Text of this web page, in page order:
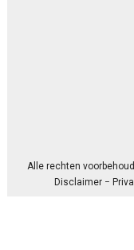
Alle rechten
Disclaimer −